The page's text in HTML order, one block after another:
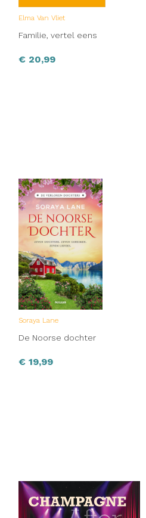
Elma Van Vliet
Familie, vertel eens
€ 20,99
Soraya Lane
De Noorse dochter
€ 19,99